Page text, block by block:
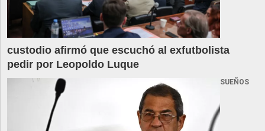
custodio afirmó que escuchó al exfutbolista
pedir por Leopoldo Luque
SUEÑOS